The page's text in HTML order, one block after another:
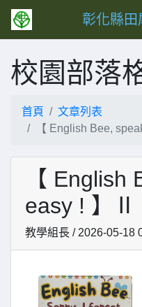
彰化縣田
校園部落
首頁
文章列表
【 English Bee,
【 English
easy ! 】Ⅱ
教學組長 / 2026-05-18